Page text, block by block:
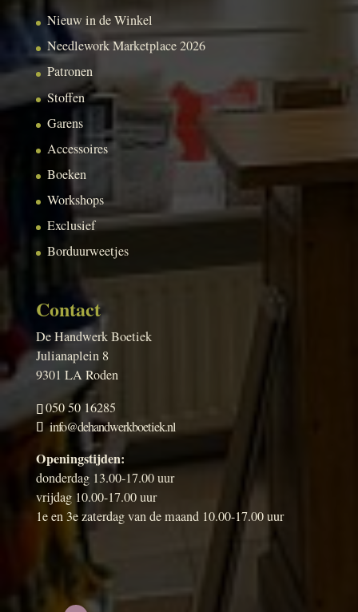
Nieuw in de Winkel
Needlework Marketplace 2026
Patronen
Stoffen
Garens
Accessoires
Boeken
Workshops
Exclusief
Borduurweetjes
Contact
De Handwerk Boetiek
Julianaplein 8
9301 LA Roden
050 50 16285
info@dehandwerkboetiek.nl
Openingstijden:
donderdag 13.00-17.00 uur
vrijdag 10.00-17.00 uur
1e en 3e zaterdag van de maand 10.00-17.00 uur